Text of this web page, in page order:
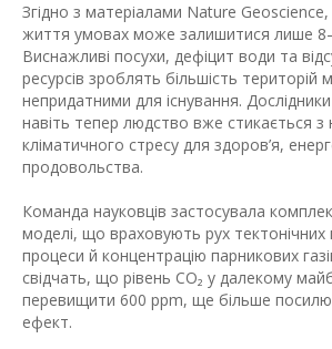
Згідно з матеріалами Nature
життя умовах може залишитися лише
Виснажливі посухи, дефіцит води та
ресурсів зроблять більшість територій
непридатними для існування.
навіть тепер людство вже стикається з
кліматичного стресу для здоров’я,
продовольства.
Команда науковців застосувала
моделі, що враховують рух тектонічних
процеси й концентрацію парникових
свідчать, що рівень CO₂ у далекому
перевищити 600 ppm, ще більше
ефект.